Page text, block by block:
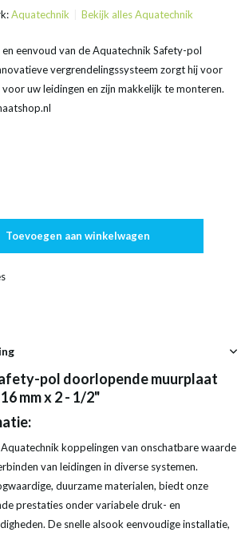
Aquatechnik Bekijk alles Aquatechnik
eenvoud van de Aquatechnik Safety-pol
vergrendelingssysteem zorgt hij voor
uw leidingen en zijn makkelijk te monteren.
Toevoegen aan winkelwagen
pol doorlopende muurplaat
mm x 2 - 1/2"
koppelingen van onschatbare waarde
van leidingen in diverse systemen.
duurzame materialen, biedt onze
prestaties onder variabele druk- en
De snelle alsook eenvoudige installatie,